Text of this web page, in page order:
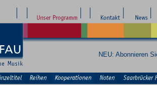
NEU: Abonnieren